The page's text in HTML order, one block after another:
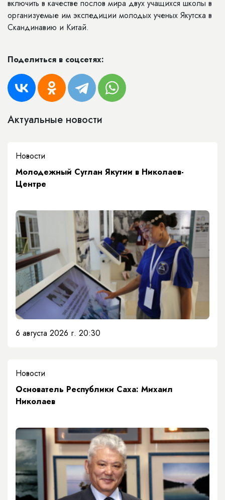
включить в качестве послов мира двух учащихся школы в
организуемые им экспедиции молодых ученых Якутска в
Скандинавию и Китай.
Поделиться в соцсетях:
Актуальные новости
Новости
Молодежный Суглан Якутии в Николаев-
Центре
6 августа 2026 г. 20:30
Новости
Основатель Республики Саха: Михаил
Николаев